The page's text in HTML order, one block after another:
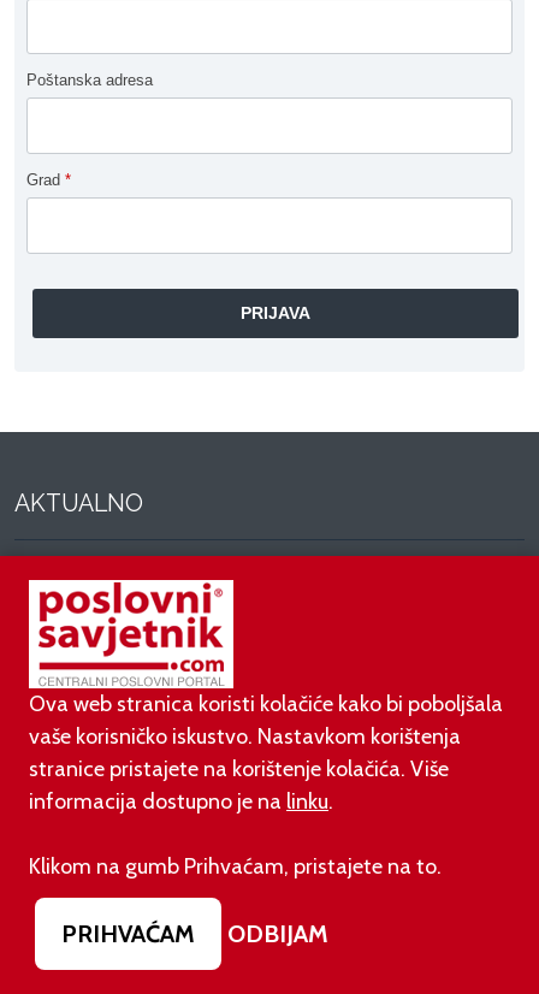
Poštanska adresa
Grad *
AKTUALNO
03.08.2026.
Otvoren jedan od najvećih family hotela na
srednjem Jadranu
01.08.2026.
Novi zakon o najmu bolje štiti najmoprimce, ali i
najmodavce
hrvatskih potrošača
31.07.2026.
Ovako će izgledati novo ruho zgrade koja je
Ova web stranica koristi kolačiće kako bi poboljšala
vaše korisničko iskustvo. Nastavkom korištenja
stranice pristajete na korištenje kolačića. Više
informacija dostupno je na linku.
Klikom na gumb Prihvaćam, pristajete na to.
PRIHVAĆAM ODBIJAM